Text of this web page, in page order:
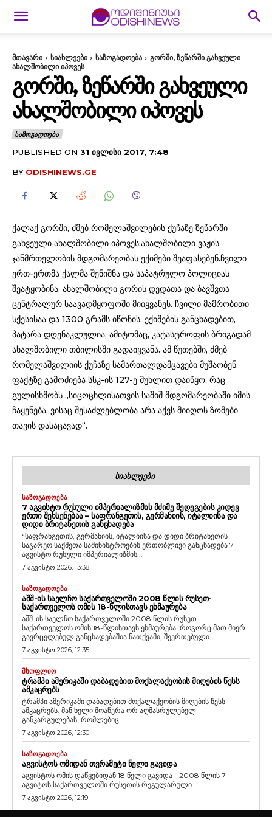
მთავარი სიახლეები საზოგადოება
გორში, ზეწარში გახვეული
ახალშობილი იპოვეს
ᲒᲝᲠᲨᲘ, ᲖᲔᲬᲐᲠᲨᲘ ᲒᲐᲮᲕᲔᲣᲚᲘ
ᲐᲮᲐᲚᲨᲝᲑᲘᲚᲘ ᲘᲞᲝᲕᲔᲡ
ᲡᲐᲖᲝᲒᲐᲓᲝᲔᲑᲐ
PUBLISHED ON 31 ᲘᲕᲚᲘᲡᲘ 2017, 7:48
BY ODISHINEWS.GE
ქალაქ გორში, ძმებ რომელაშვილების ქუჩაზე ზეწარში
გახვეული ახალშობილი იპოვეს.ახალშობილი ვაჟის
ჯანმრთელობის მდგომარეობას ექიმები შეაფასებენ.ჩვილი
ერთ-ერთმა ქალმა შენიშნა და საპატრულო პოლიციას
შეატყობინა. ახალშობილი გორის დედათა და ბავშვთა
ცენტრალურ საავადმყოფოში მიიყვანეს. ჩვილი მამრობითი
სქესისაა და 1300 გრამს იწონის. ექიმების განცხადებით,
პატარა დღენაკლულია, ამიტომაც, კატასტროფის ბრიგადამ
ახალშობილი თბილისში გადაიყვანა. ამ წუთებში, ძმებ
რომელაშვილიის ქუჩაზე სამართალდამცავები მუშაობენ.
ფაქტზე გამოძიება სსკ-ის ​127-ე მუხლით დაიწყო, რაც
გულისხმობს „სიცოცხლისათვის საშიშ მდგომარეობაში იმის
ჩაყენება, ვისაც შესაძლებლობა არა აქვს მიიღოს ზომები
თავის დასაცავად“.
ᲡᲘᲐᲮᲚᲔᲔᲑᲘ
ᲡᲐᲖᲝᲒᲐᲓᲝᲔᲑᲐ
7 ᲐᲒᲕᲘᲡᲢᲝ ᲠᲣᲡᲣᲚᲘ ᲘᲛᲞᲔᲠᲘᲐᲚᲘᲖᲛᲘᲡ ᲛᲫᲘᲛᲔ ᲨᲔᲓᲔᲒᲔᲑᲘᲡ ᲙᲘᲓᲔᲕ
ᲔᲠᲗᲘ ᲨᲔᲮᲡᲔᲜᲔᲑᲐᲐ – ᲡᲐᲤᲠᲐᲜᲒᲔᲗᲘᲡ, ᲒᲔᲠᲛᲐᲜᲘᲘᲡ, ᲘᲢᲐᲚᲘᲘᲡᲐ ᲓᲐ
ᲓᲘᲓᲘ ᲑᲠᲘᲢᲐᲜᲔᲗᲘᲡ ᲒᲐᲜᲪᲮᲐᲓᲔᲑᲐ
“საფრანგეთის, გერმანიის, იტალიისა და დიდი ბრიტანეთის
საგარეო საქმეთა სამინისტროების ერთობლივი განცხადება 7
აგვისტო რუსული იმპერიალიზმის...
7 აგვისტო 2026, 13:38
ᲡᲐᲖᲝᲒᲐᲓᲝᲔᲑᲐ
ᲐᲨᲨ-ᲘᲡ ᲡᲐᲔᲚᲩᲝ ᲡᲐᲥᲐᲠᲗᲕᲔᲚᲝᲨᲘ 2008 ᲬᲚᲘᲡ ᲠᲣᲡᲔᲗ-
ᲡᲐᲥᲐᲠᲗᲕᲔᲚᲝᲡ ᲝᲛᲘᲡ 18-ᲬᲚᲘᲡᲗᲐᲕᲡ ᲔᲮᲛᲐᲣᲠᲔᲑᲐ
აშშ-ის საელჩო საქართველოში 2008 წლის რუსეთ-
საქართველოს ომის 18-წლისთავს ეხმაურება. როგორც მათ მიერ
გავრცელებულ განცხადებაშია ნათქვამი, შეერთებული...
7 აგვისტო 2026, 12:35
ᲛᲡᲝᲤᲚᲘᲝ
ᲢᲠᲐᲛᲞᲘ ᲐᲛᲔᲠᲘᲙᲐᲨᲘ ᲓᲐᲑᲐᲓᲔᲑᲘᲗ ᲛᲝᲥᲐᲚᲐᲥᲔᲝᲑᲘᲡ ᲛᲘᲦᲔᲑᲘᲡ ᲬᲔᲡᲡ
ᲐᲛᲙᲐᲪᲠᲔᲑᲡ
ტრამპი ამერიკაში დაბადებით მოქალაქეობის მიღების წესს
ამკაცრებს. მან ხელი მოაწერა ორ აღმასრულებელ
განკარგულებას, რომლებიც...
7 აგვისტო 2026, 12:30
ᲡᲐᲖᲝᲒᲐᲓᲝᲔᲑᲐ
ᲐᲒᲕᲘᲡᲢᲝᲡ ᲝᲛᲘᲓᲐᲜ ᲗᲕᲠᲐᲛᲔᲢᲘ ᲬᲔᲚᲘ ᲒᲐᲕᲘᲓᲐ
აგვისტოს ომის დაწყებიდან 18 წელი გავიდა - 2008 წლის 7
აგვიტოს საქართველოში რუსეთის რეგულარული...
7 აგვისტო 2026, 12:19